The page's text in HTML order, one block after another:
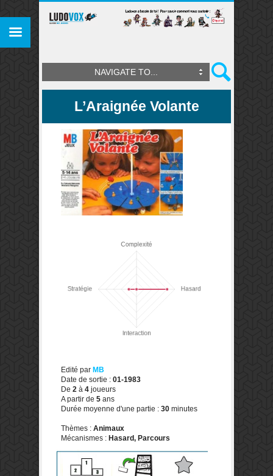
NAVIGATE TO...
L’Araignée Volante
Edité par MB
Date de sortie : 01-1983
De 2 à 4 joueurs
A partir de 5 ans
Durée moyenne d'une partie : 30 minutes
Thèmes : Animaux
Mécanismes : Hasard, Parcours